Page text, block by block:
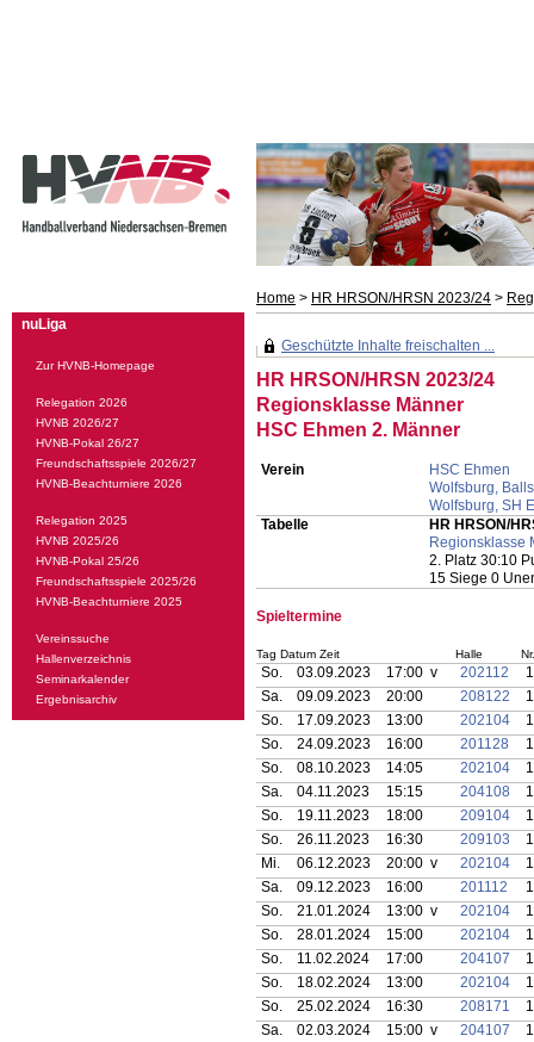
Home > HR HRSON/HRSN 2023/24 >
nuLiga
Zur HVNB-Homepage
Relegation 2026
HVNB 2026/27
HVNB-Pokal 26/27
Freundschaftsspiele 2026/27
HVNB-Beachturniere 2026
Relegation 2025
HVNB 2025/26
HVNB-Pokal 25/26
Freundschaftsspiele 2025/26
HVNB-Beachturniere 2025
Vereinssuche
Hallenverzeichnis
Seminarkalender
Ergebnisarchiv
Geschützte Inhalte freischalten ...
HR HRSON/HRSN 2023/24
Regionsklasse Männer
HSC Ehmen 2. Männer
Verein
HSC Ehmen
Wolfsburg,
Wolfsburg, SH
Tabelle
HR HRSON/
Regionsklasse
2. Platz 30:10
15 Siege 0
Spieltermine
Tag Datum Zeit Halle Nr.
So. 03.09.2023 17:00 v 202112
Sa.
09.09.2023 20:00 208122
So.
17.09.2023 13:00 202104
So.
24.09.2023 16:00 201128
So.
08.10.2023 14:05 202104
Sa.
04.11.2023 15:15 204108
So.
19.11.2023 18:00 209104
So.
26.11.2023 16:30 209103
Mi.
06.12.2023 20:00 v 202104
Sa.
09.12.2023 16:00 201112
So.
21.01.2024 13:00 v 202104
So.
28.01.2024 15:00 202104
So.
11.02.2024 17:00 204107
So.
18.02.2024 13:00 202104
So.
25.02.2024 16:30 208171
Sa.
02.03.2024 15:00 v 204107